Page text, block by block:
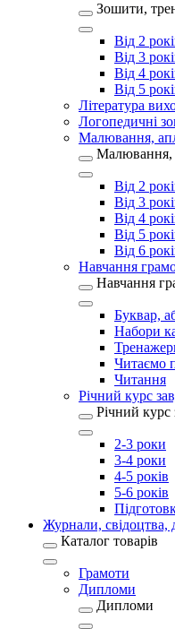
Зошити,
Від 2
Від 3
Від 4
Від 5
Література
Логопедичні
Малювання,
Малювання,
Від 2
Від 3
Від 4
Від 5
Від 6
Навчання
Навчання
Буквар,
Набори
Читаємо
Читання
Річний курс
Річний курс
2-3 роки
3-4 роки
4-5 років
5-6 років
Журнали, свідоцтва,
Каталог товарів
Грамоти
Дипломи
Дипломи